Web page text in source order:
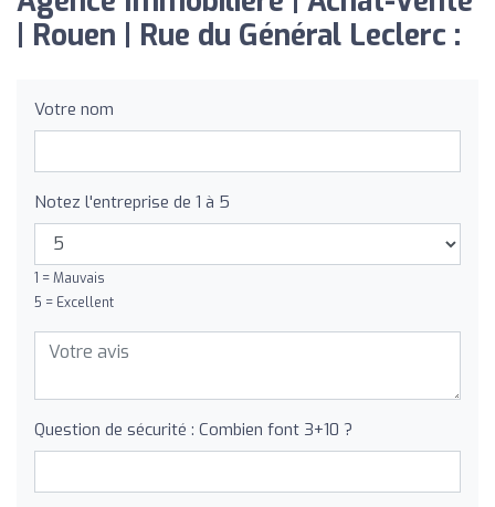
| Rouen | Rue du Général Leclerc :
Votre nom
Notez l'entreprise de 1 à 5
1 = Mauvais
5 = Excellent
Question de sécurité : Combien font 3+10 ?